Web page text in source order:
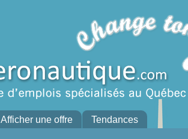
Afficher une offre Tendances